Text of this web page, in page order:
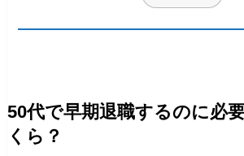
50代で早期退職するのに必
くら？